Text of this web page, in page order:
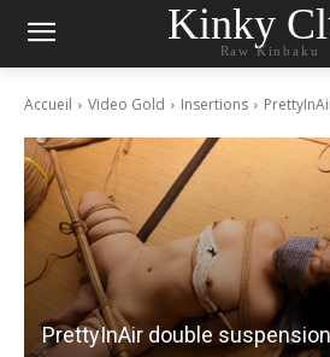
Kinky
Raw Kinbaku
Accueil Video Gold Insertions
PrettyInAir double suspension